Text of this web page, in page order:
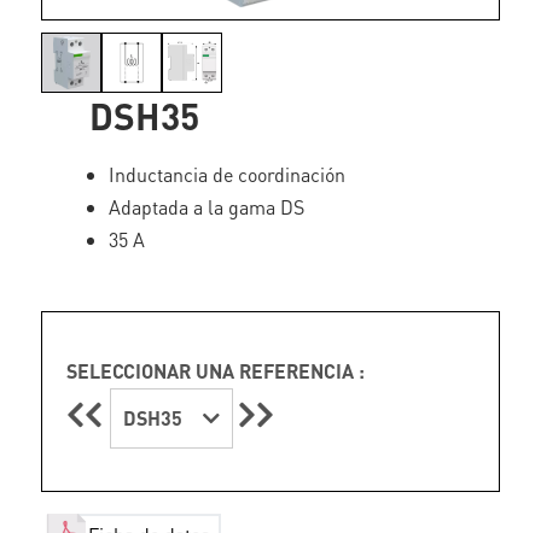
DSH35
Inductancia de coordinación
Adaptada a la gama DS
35 A
SELECCIONAR UNA REFERENCIA :
DSH35